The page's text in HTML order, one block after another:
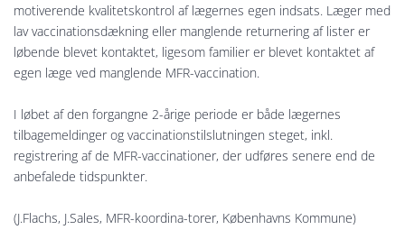
motiverende kvalitetskontrol af lægernes egen indsats. Læger med
lav vaccinationsdækning eller manglende returnering af lister er
løbende blevet kontaktet, ligesom familier er blevet kontaktet af
egen læge ved manglende MFR-vaccination.
I løbet af den forgangne 2-årige periode er både lægernes
tilbagemeldinger og vaccinationstilslutningen steget, inkl.
registrering af de MFR-vaccinationer, der udføres senere end de
anbefalede tidspunkter.
(J.Flachs, J.Sales, MFR-koordina-torer, Københavns Kommune)